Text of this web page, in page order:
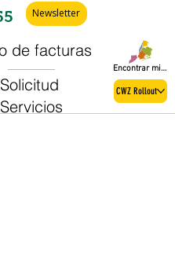
Newsletter
de facturas
Solicitud
Servicios
Encontrar mi zona
CWZ Rollout